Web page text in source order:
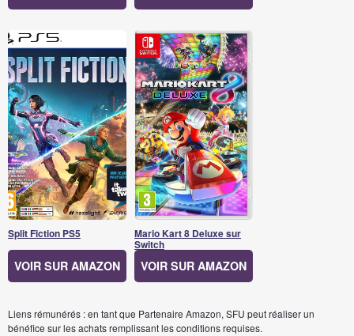
Split Fiction PS5
VOIR SUR AMAZON
Mario Kart 8 Deluxe sur
Switch
VOIR SUR AMAZON
Liens rémunérés : en tant que Partenaire Amazon, SFU peut réaliser un
bénéfice sur les achats remplissant les conditions requises.